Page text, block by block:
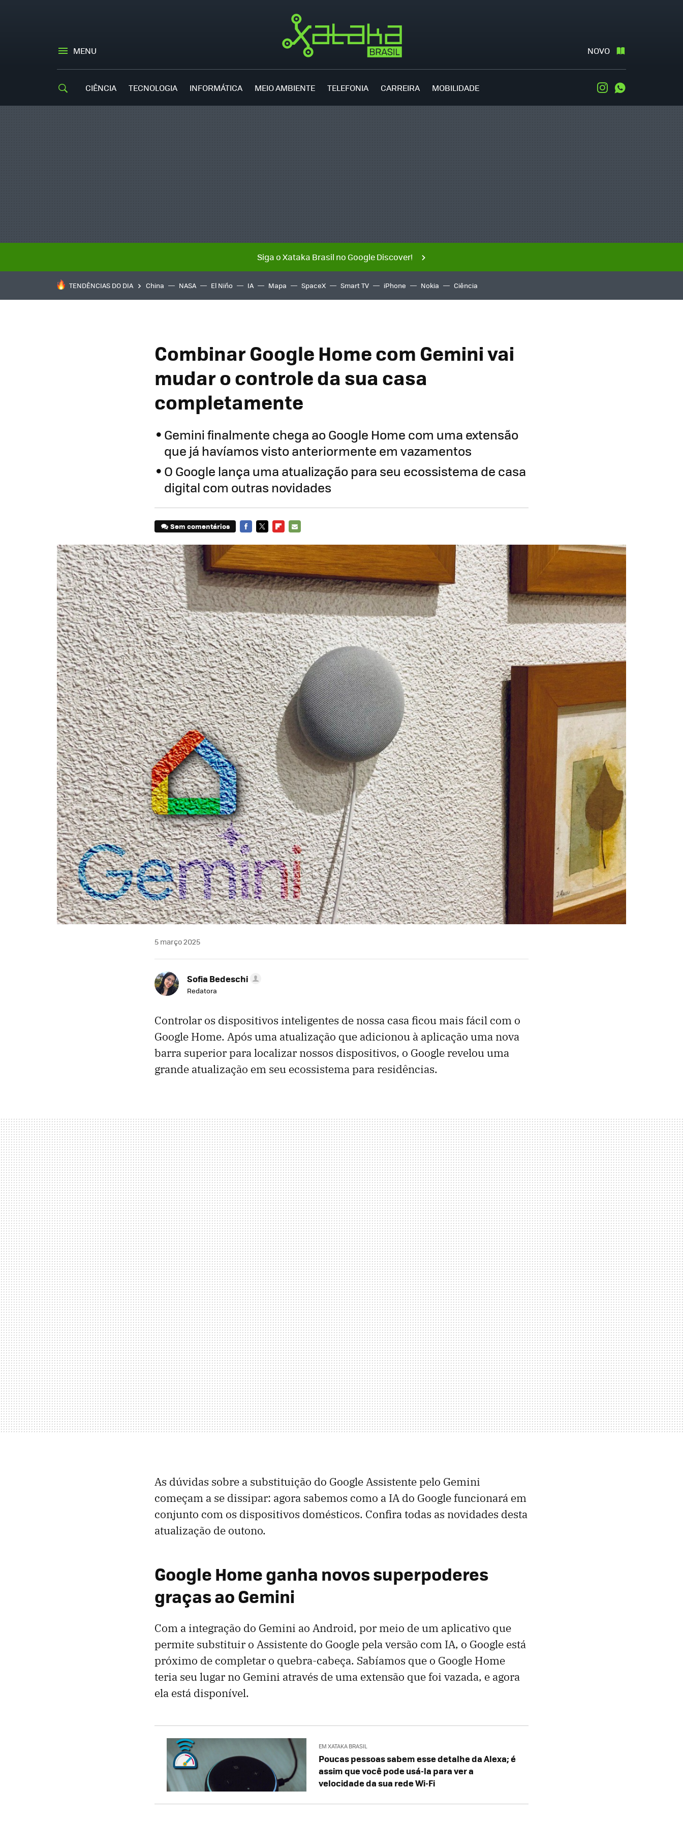
MENU NOVO
CIÊNCIA TECNOLOGIA INFORMÁTICA MEIO AMBIENTE TELEFONIA CARREIRA MOBILIDADE Instagram
Siga o Xataka Brasil no Google Discover!
TENDÊNCIAS DO DIA China NASA El Niño IA Mapa SpaceX Smart TV iPhone Nokia Ciência
Combinar Google Home com Gemini vai
mudar o controle da sua casa
completamente
Gemini finalmente chega ao Google Home com uma extensão
que já havíamos visto anteriormente em vazamentos
O Google lança uma atualização para seu ecossistema de casa
digital com outras novidades
Sem comentários
MAIL
5 março 2025
Sofia Bedeschi
Redatora
Controlar os dispositivos inteligentes de nossa casa ficou mais fácil com o
Google Home. Após uma atualização que adicionou à aplicação uma nova
barra superior para localizar nossos dispositivos, o Google revelou uma
grande atualização em seu ecossistema para residências.
As dúvidas sobre a substituição do Google Assistente pelo Gemini
começam a se dissipar: agora sabemos como a IA do Google funcionará em
conjunto com os dispositivos domésticos. Confira todas as novidades desta
atualização de outono.
Google Home ganha novos superpoderes
graças ao Gemini
Com a integração do Gemini ao Android, por meio de um aplicativo que
permite substituir o Assistente do Google pela versão com IA, o Google está
próximo de completar o quebra-cabeça. Sabíamos que o Google Home
teria seu lugar no Gemini através de uma extensão que foi vazada, e agora
ela está disponível.
EM XATAKA BRASIL
Poucas pessoas sabem esse detalhe da Alexa; é
assim que você pode usá-la para ver a
velocidade da sua rede Wi-Fi